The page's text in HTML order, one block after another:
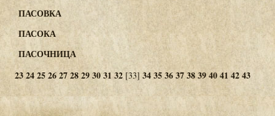
ПАСОВКА
ПАСОКА
ПАСОЧНИЦА
232425262728293031 32[33] 3435363738394041 4243